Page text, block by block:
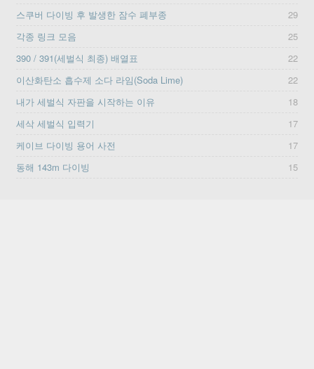
스쿠버 다이빙 후 발생한 잠수 폐부종
29
각종 링크 모음
25
390 / 391(세벌식 최종) 배열표
22
이산화탄소 흡수제 소다 라임(Soda Lime)
22
내가 세벌식 자판을 시작하는 이유
18
세삭 세벌식 입력기
17
케이브 다이빙 용어 사전
17
동해 143m 다이빙
15